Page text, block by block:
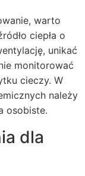
warto
ciepła o
unikać
monitorować
cieczy. W
należy
osobiste.
dla